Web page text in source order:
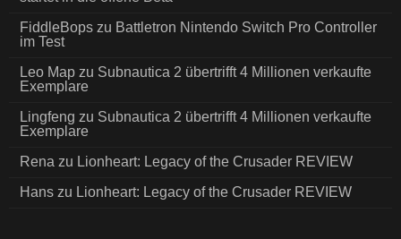
FiddleBops zu Battletron Nintendo Switch Pro Controller
im Test
Leo Map zu Subnautica 2 übertrifft 4 Millionen verkaufte
Exemplare
Lingfeng zu Subnautica 2 übertrifft 4 Millionen verkaufte
Exemplare
Rena zu Lionheart: Legacy of the Crusader REVIEW
Hans zu Lionheart: Legacy of the Crusader REVIEW